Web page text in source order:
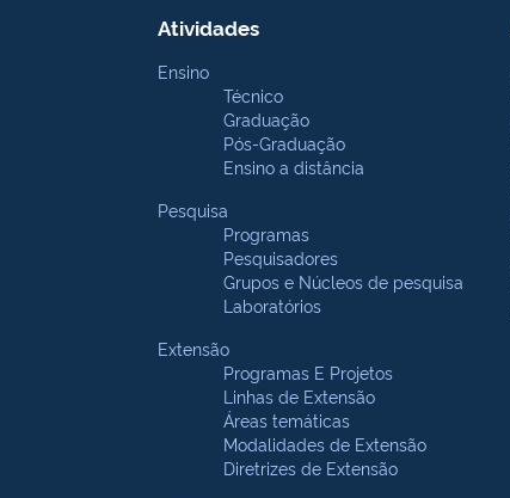
Atividades
Ensino
Técnico
Graduação
Pós-Graduação
Ensino a distância
Pesquisa
Programas
Pesquisadores
Grupos e Núcleos de pesquisa
Laboratórios
Extensão
Programas E Projetos
Linhas de Extensão
Áreas temáticas
Modalidades de Extensão
Diretrizes de Extensão